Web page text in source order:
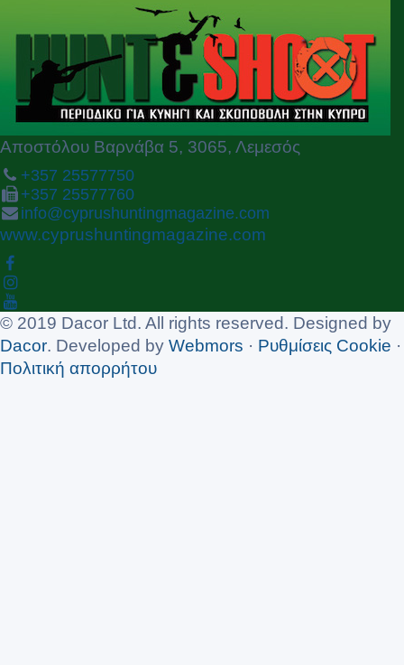
Αποστόλου Βαρνάβα 5, 3065, Λεμεσός
+357 25577750
+357 25577760
info@cyprushuntingmagazine.com
www.cyprushuntingmagazine.com
© 2019 Dacor Ltd. All rights reserved. Designed by
Dacor. Developed by Webmors · Ρυθμίσεις Cookie ·
Πολιτική απορρήτου